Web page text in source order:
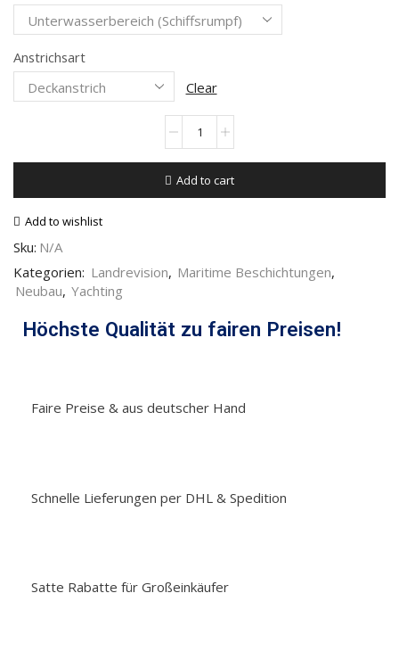
Anstrichsart
Clear
Add to cart
Add to wishlist
Sku: N/A
Kategorien: Landrevision, Maritime Beschichtungen,
Neubau, Yachting
Höchste Qualität zu fairen Preisen!
Faire Preise & aus deutscher Hand
Schnelle Lieferungen per DHL & Spedition
Satte Rabatte für Großeinkäufer